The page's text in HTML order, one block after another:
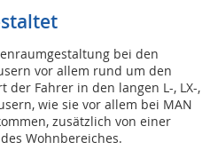
bei den
vor allem rund um den
Fahrer in den langen L-, LX-,
wie sie vor allem bei MAN
zusätzlich von einer
Wohnbereiches.